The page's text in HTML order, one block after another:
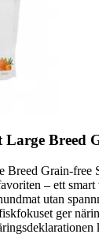
Breed
Grain-free
– ett
utan
ger